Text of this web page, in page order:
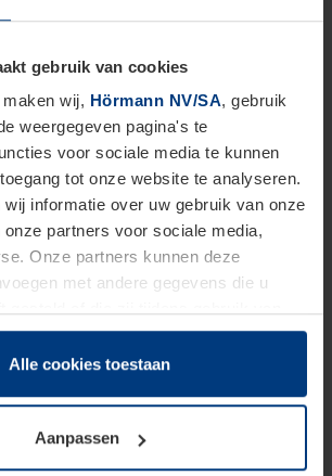
gebruik van cookies
wij, Hörmann NV/SA, gebruik
weergegeven pagina's te
voor sociale media te kunnen
tot onze website te analyseren.
wij informatie over uw gebruik van onze
partners voor sociale media,
Onze partners kunnen deze
met andere gegevens die u
verzameld.
wij het recht om cookies op uw
absoluut vereist is. Voor alle andere
uw toestemming benodigd. Uw
u op elk moment bij de uitleg van de
Alle cookies toestaan
Aanpassen